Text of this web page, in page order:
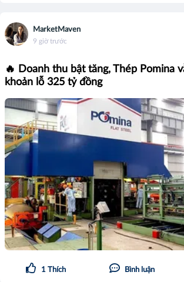
MarketMaven
9 giờ trước
🔥 Doanh thu bật tăng, Thép Pomina
khoản lỗ 325 tỷ đồng
1 Thích Bình luận